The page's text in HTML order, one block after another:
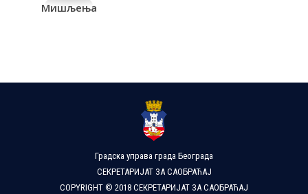
Мишљења
Градска управа града Београда
СЕКРЕТАРИЈАТ ЗА САОБРАЋАЈ
COPYRIGHT © 2018 СЕКРЕТАРИЈАТ ЗА САОБРАЋАЈ